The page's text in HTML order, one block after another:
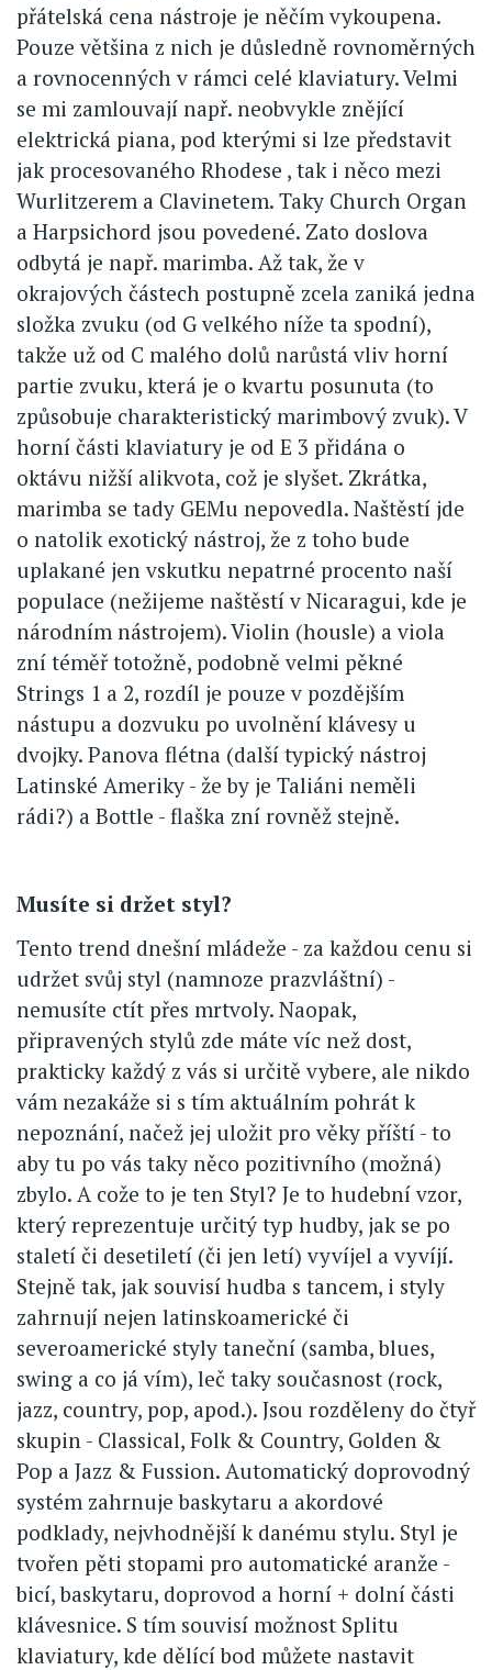
přátelská cena nástroje je něčím vykoupena.
Pouze většina z nich je důsledně rovnoměrných
a rovnocenných v rámci celé klaviatury. Velmi
se mi zamlouvají např. neobvykle znějící
elektrická piana, pod kterými si lze představit
jak procesovaného Rhodese , tak i něco mezi
Wurlitzerem a Clavinetem. Taky Church Organ
a Harpsichord jsou povedené. Zato doslova
odbytá je např. marimba. Až tak, že v
okrajových částech postupně zcela zaniká jedna
složka zvuku (od G velkého níže ta spodní),
takže už od C malého dolů narůstá vliv horní
partie zvuku, která je o kvartu posunuta (to
způsobuje charakteristický marimbový zvuk). V
horní části klaviatury je od E 3 přidána o
oktávu nižší alikvota, což je slyšet. Zkrátka,
marimba se tady GEMu nepovedla. Naštěstí jde
o natolik exotický nástroj, že z toho bude
uplakané jen vskutku nepatrné procento naší
populace (nežijeme naštěstí v Nicaragui, kde je
národním nástrojem). Violin (housle) a viola
zní téměř totožně, podobně velmi pěkné
Strings 1 a 2, rozdíl je pouze v pozdějším
nástupu a dozvuku po uvolnění klávesy u
dvojky. Panova flétna (další typický nástroj
Latinské Ameriky - že by je Taliáni neměli
rádi?) a Bottle - flaška zní rovněž stejně.
Musíte si držet styl?
Tento trend dnešní mládeže - za každou cenu si
udržet svůj styl (namnoze prazvláštní) -
nemusíte ctít přes mrtvoly. Naopak,
připravených stylů zde máte víc než dost,
prakticky každý z vás si určitě vybere, ale nikdo
vám nezakáže si s tím aktuálním pohrát k
nepoznání, načež jej uložit pro věky příští - to
aby tu po vás taky něco pozitivního (možná)
zbylo. A cože to je ten Styl? Je to hudební vzor,
který reprezentuje určitý typ hudby, jak se po
staletí či desetiletí (či jen letí) vyvíjel a vyvíjí.
Stejně tak, jak souvisí hudba s tancem, i styly
zahrnují nejen latinskoamerické či
severoamerické styly taneční (samba, blues,
swing a co já vím), leč taky současnost (rock,
jazz, country, pop, apod.). Jsou rozděleny do čtyř
skupin - Classical, Folk & Country, Golden &
Pop a Jazz & Fussion. Automatický doprovodný
systém zahrnuje baskytaru a akordové
podklady, nejvhodnější k danému stylu. Styl je
tvořen pěti stopami pro automatické aranže -
bicí, baskytaru, doprovod a horní + dolní části
klávesnice. S tím souvisí možnost Splitu
klaviatury, kde dělící bod můžete nastavit